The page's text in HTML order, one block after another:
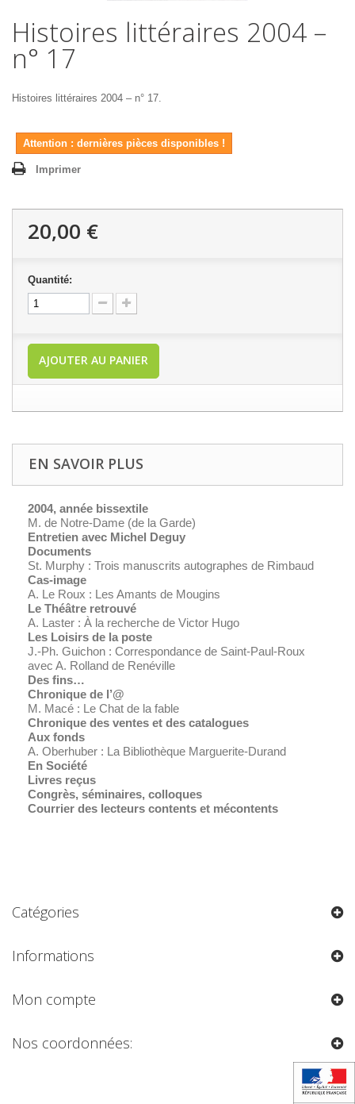
Histoires littéraires 2004 –
n° 17
Histoires littéraires 2004 – n° 17.
Attention : dernières pièces disponibles !
Imprimer
20,00 €
Quantité:
AJOUTER AU PANIER
EN SAVOIR PLUS
2004, année bissextile
M. de Notre-Dame (de la Garde)
Entretien avec Michel Deguy
Documents
St. Murphy : Trois manuscrits autographes de Rimbaud
Cas-image
A. Le Roux : Les Amants de Mougins
Le Théâtre retrouvé
A. Laster : À la recherche de Victor Hugo
Les Loisirs de la poste
J.-Ph. Guichon : Correspondance de Saint-Paul-Roux
avec A. Rolland de Renéville
Des fins…
Chronique de l’@
M. Macé : Le Chat de la fable
Chronique des ventes et des catalogues
Aux fonds
A. Oberhuber : La Bibliothèque Marguerite-Durand
En Société
Livres reçus
Congrès, séminaires, colloques
Courrier des lecteurs contents et mécontents
Catégories
Informations
Mon compte
Nos coordonnées: